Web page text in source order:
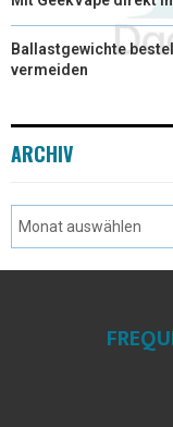
Ballastgewichte
vermeiden
ARCHIV